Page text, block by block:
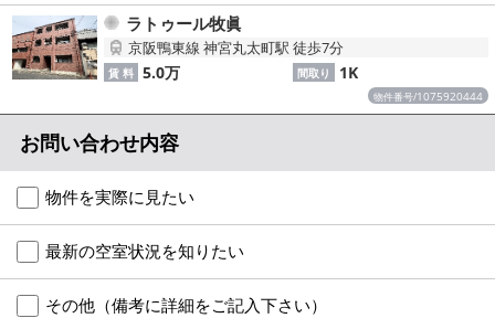
書類DL & 入居者さまへ
家族で住むならマンション？賃家？
一人暮らしの物件特集
ペット相談OKの賃貸！
特選物件
ハウスメーカー施工特集！
物件番号/1075920444
ラトゥール牧眞
京阪鴨東線 神宮丸太町駅 徒歩7分
賃 料 5.0万 間取り 1K
お問い合わせ内容
物件を実際に見たい
最新の空室状況を知りたい
その他（備考に詳細をご記入下さい）